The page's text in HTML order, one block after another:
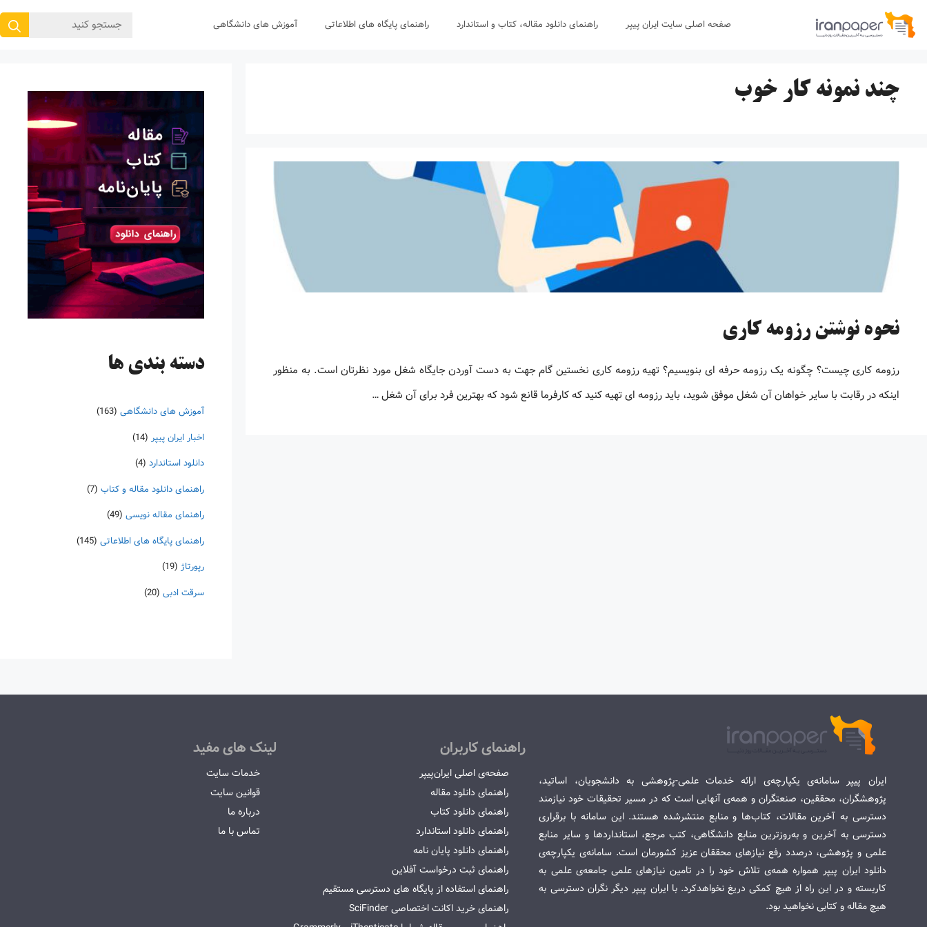
پرش
صفحه اصلی سایت ایران پیپر راهنمای دانلود مقاله، کتاب و استاندارد راهنمای پایگاه های اطلاعاتی آموزش های دانشگاهی
جستجوی
چند نمونه کار خوب
نحوه نوشتن رزومه کاری
رزومه کاری چیست؟ چگونه یک رزومه حرفه ای بنویسیم؟ تهیه رزومه کاری نخستین گام جهت به دست آوردن جایگاه شغل مورد نظرتان است. به منظور
اینکه در رقابت با سایر خواهان آن شغل موفق شوید، باید رزومه ‌ای تهیه کنید که کارفرما قانع شود که بهترین فرد برای آن شغل …
دسته‌ بندی ها
آموزش های دانشگاهی (163)
اخبار ایران پیپر (14)
دانلود استاندارد (4)
راهنمای دانلود مقاله و کتاب (7)
راهنمای مقاله نویسی (49)
راهنمای پایگاه های اطلاعاتی (145)
رپورتاژ (19)
سرقت ادبی (20)
ایران پیپر سامانه‌ی یکپارچه‌ی ارائه خدمات علمی-پژوهشی به دانشجویان، اساتید،
پژوهشگران، محققین، صنعتگران و همه‌ی آنهایی است که در مسیر تحقیقات خود نیازمند
دسترسی به آخرین مقالات، کتاب‌ها و منابع منتشرشده هستند. این سامانه با برقراری
دسترسی به آخرین و به‌روزترین منابع دانشگاهی، کتب مرجع، استانداردها و سایر منابع
علمی و پژوهشی، درصدد رفع نیازهای محققان عزیز کشورمان است. سامانه‌ی یکپارچه‌ی
دانلود ایران پیپر همواره همه‌ی تلاش خود را در تامین نیازهای علمی جامعه‌ی علمی به
کاربسته و در این راه از هیچ کمکی دریغ نخواهدکرد. با ایران پیپر دیگر نگران دسترسی به
هیچ مقاله و کتابی نخواهید بود.
راهنمای کاربران
صفحه‌ی اصلی ایران‌پیپر
راهنمای دانلود مقاله
راهنمای دانلود کتاب
راهنمای دانلود استاندارد
راهنمای دانلود پایان نامه
راهنمای ثبت درخواست آفلاین
راهنمای استفاده از پایگاه های دسترسی مستقیم
راهنمای خرید اکانت اختصاصی SciFinder
لینک های مفید
خدمات سایت
قوانین سایت
درباره ما
تماس با ما